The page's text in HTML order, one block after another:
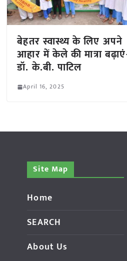
बेहतर स्वास्थ्य के लिए अपने
आहार में केले की मात्रा
डॉ. के.बी. पाटिल
April 16, 2025
Site Map
Home
SEARCH
About Us